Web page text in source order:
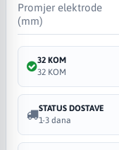
Promjer elektrode
(mm)
32 KOM
32 KOM
STATUS DOSTAVE
1-3 dana